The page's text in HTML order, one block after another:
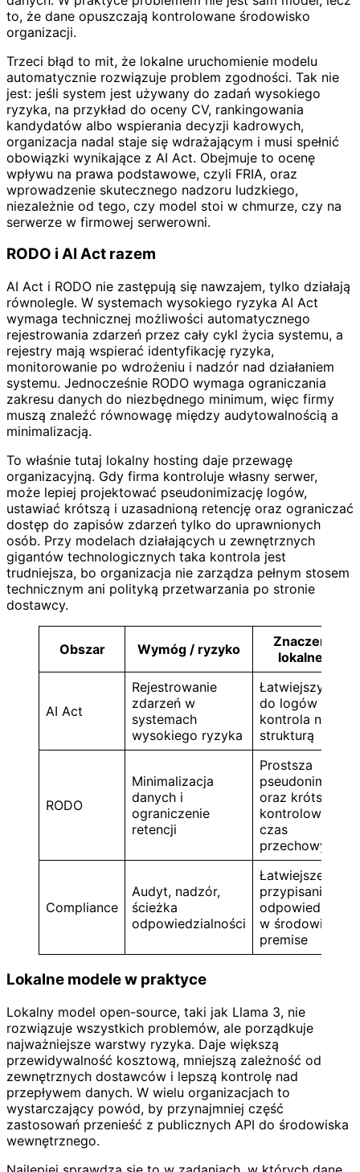
to, że dane opuszczają kontrolowane środowisko
organizacji.
Trzeci błąd to mit, że lokalne uruchomienie modelu
automatycznie rozwiązuje problem zgodności. Tak nie
jest: jeśli system jest używany do zadań wysokiego
ryzyka, na przykład do oceny CV, rankingowania
kandydatów albo wspierania decyzji kadrowych,
organizacja nadal staje się wdrażającym i musi spełnić
obowiązki wynikające z AI Act. Obejmuje to ocenę
wpływu na prawa podstawowe, czyli FRIA, oraz
wprowadzenie skutecznego nadzoru ludzkiego,
niezależnie od tego, czy model stoi w chmurze, czy na
serwerze w firmowej serwerowni.
RODO i AI Act razem
AI Act i RODO nie zastępują się nawzajem, tylko działają
równolegle. W systemach wysokiego ryzyka AI Act
wymaga technicznej możliwości automatycznego
rejestrowania zdarzeń przez cały cykl życia systemu, a
rejestry mają wspierać identyfikację ryzyka,
monitorowanie po wdrożeniu i nadzór nad działaniem
systemu. Jednocześnie RODO wymaga ograniczania
zakresu danych do niezbędnego minimum, więc firmy
muszą znaleźć równowagę między audytowalnością a
minimalizacją.
To właśnie tutaj lokalny hosting daje przewagę
organizacyjną. Gdy firma kontroluje własny serwer,
może lepiej projektować pseudonimizację logów,
ustawiać krótszą i uzasadnioną retencję oraz ograniczać
dostęp do zapisów zdarzeń tylko do uprawnionych
osób. Przy modelach działających u zewnętrznych
gigantów technologicznych taka kontrola jest
trudniejsza, bo organizacja nie zarządza pełnym stosem
technicznym ani polityką przetwarzania po stronie
dostawcy.
Obszar Wymóg / ryzyko
Znaczenie dla
lokalnego AI
AI Act
Rejestrowanie
zdarzeń w
systemach
wysokiego ryzyka
Łatwiejszy
do logów i
kontrola nad ich
strukturą
RODO
Minimalizacja
danych i
ograniczenie
retencji
Prostsza
oraz krótszy,
kontrolowany
czas
Compliance
Audyt, nadzór,
ścieżka
odpowiedzialności
Łatwiejsze
przypisanie
w środowisku
premise
Lokalne modele w praktyce
Lokalny model open-source, taki jak Llama 3, nie
rozwiązuje wszystkich problemów, ale porządkuje
najważniejsze warstwy ryzyka. Daje większą
przewidywalność kosztową, mniejszą zależność od
zewnętrznych dostawców i lepszą kontrolę nad
przepływem danych. W wielu organizacjach to
wystarczający powód, by przynajmniej część
zastosowań przenieść z publicznych API do środowiska
wewnętrznego.